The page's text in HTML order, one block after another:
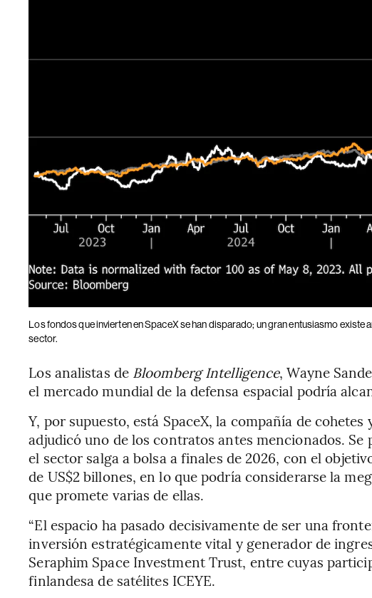
Los fondos que invierten en SpaceX se han disparado; un gran entusiasmo existe
sector.
Los analistas de Bloomberg Intelligence, Wayne
el mercado mundial de la defensa espacial podría
Y, por supuesto, está SpaceX, la compañía de cohetes
adjudicó uno de los contratos antes mencionados. Se
el sector salga a bolsa a finales de 2026, con el
de US$2 billones, en lo que podría considerarse la
que promete varias de ellas.
“El espacio ha pasado decisivamente de ser una
inversión estratégicamente vital y generador de
Seraphim Space Investment Trust, entre cuyas
finlandesa de satélites ICEYE.